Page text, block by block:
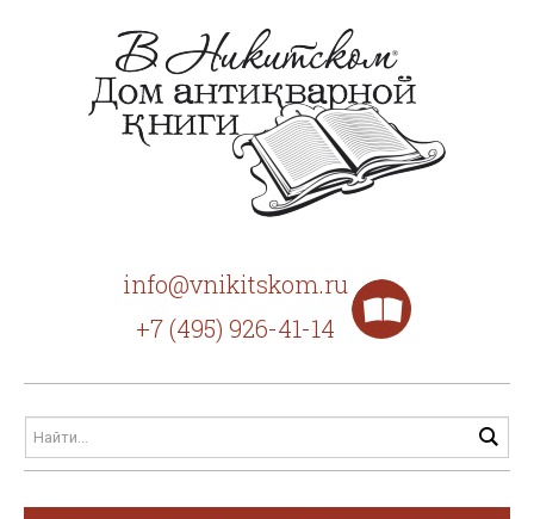
info@vnikitskom.ru
+7 (495) 926-41-14